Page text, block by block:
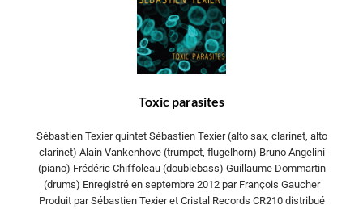
Toxic parasites
Sébastien Texier quintet Sébastien Texier (alto sax, clarinet, alto
clarinet) Alain Vankenhove (trumpet, flugelhorn) Bruno Angelini
(piano) Frédéric Chiffoleau (doublebass) Guillaume Dommartin
(drums) Enregistré en septembre 2012 par François Gaucher
Produit par Sébastien Texier et Cristal Records CR210 distribué